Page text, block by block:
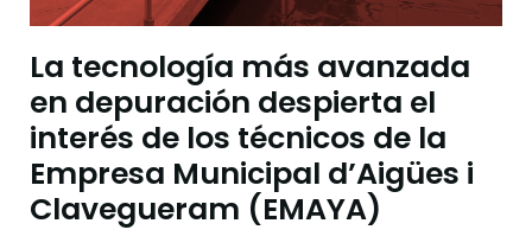
La tecnología más avanzada
en depuración despierta el
interés de los técnicos de la
Empresa Municipal d’Aigües i
Clavegueram (EMAYA)